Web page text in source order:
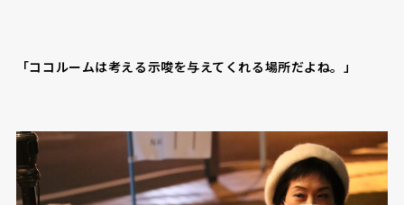
「ココルームは考える示唆を与えてくれる場所だよね。」